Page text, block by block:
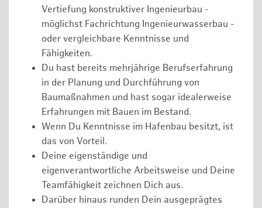
Vertiefung konstruktiver Ingenieurbau -
möglichst Fachrichtung Ingenieurwasserbau -
oder vergleichbare Kenntnisse und
Fähigkeiten.
Du hast bereits mehrjährige Berufserfahrung
in der Planung und Durchführung von
Baumaßnahmen und hast sogar idealerweise
Erfahrungen mit Bauen im Bestand.
Wenn Du Kenntnisse im Hafenbau besitzt, ist
das von Vorteil.
Deine eigenständige und
eigenverantwortliche Arbeitsweise und Deine
Teamfähigkeit zeichnen Dich aus.
Darüber hinaus runden Dein ausgeprägtes